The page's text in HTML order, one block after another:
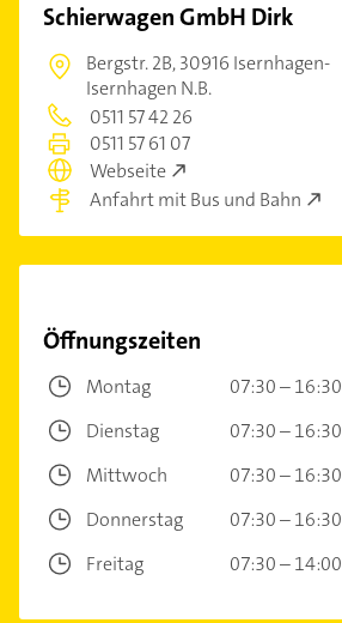
Schierwagen GmbH Dirk
Bergstr. 2B,30916 Isernhagen-
Isernhagen N.B.
0511 57 42 26
0511 57 61 07
Webseite
Anfahrt mit Bus und Bahn
Öffnungszeiten
Montag
07:30 – 16:30
Dienstag
07:30 – 16:30
Mittwoch
07:30 – 16:30
Donnerstag
07:30 – 16:30
Freitag
07:30 – 14:00